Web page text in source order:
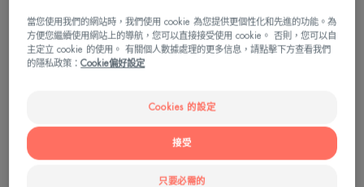
甚麼是嬰幼兒暗瘡？
當您使用我們的網站時，我們使用 cookie 為您提供更個性化和先進的功能。為
方便您繼續使用網站上的導航，您可以直接接受使用 cookie。 否則，您可以自
主定立 cookie 的使用。 有關個人數據處理的更多信息，請點擊下方查看我們
的隱私政策：Cookie偏好設定
Cookies 的設定
只要必需的
接受